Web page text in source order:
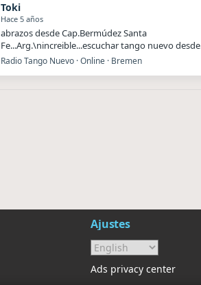
Toki
Hace 5 años
abrazos desde Cap.Bermúdez Santa
Fe...Arg.\nincreible...escuchar tango nuevo desde
Alemania..\nmucha…
Radio Tango Nuevo · Online · Bremen
Ajustes
Ads privacy center